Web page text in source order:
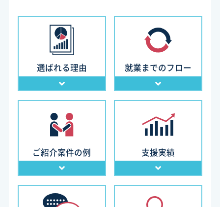
選ばれる理由 就業までのフロー
ご紹介案件の例 支援実績